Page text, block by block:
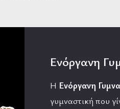
Ενόργανη
Η Ενόργανη
γυμναστική που